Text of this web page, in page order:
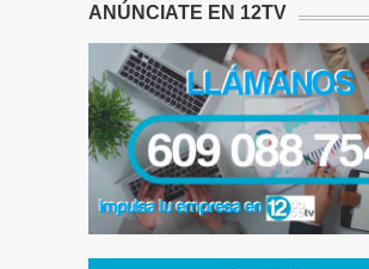
ANÚNCIATE EN 12TV